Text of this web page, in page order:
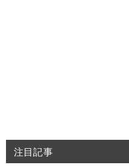
注目記事